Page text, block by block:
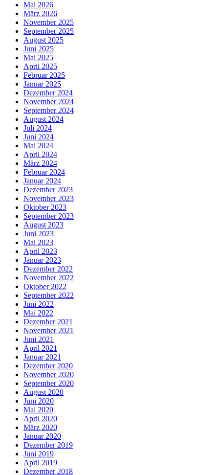
Mai 2026
März 2026
November 2025
September 2025
August 2025
Juni 2025
Mai 2025
April 2025
Februar 2025
Januar 2025
Dezember 2024
November 2024
September 2024
August 2024
Juli 2024
Juni 2024
Mai 2024
April 2024
März 2024
Februar 2024
Januar 2024
Dezember 2023
November 2023
Oktober 2023
September 2023
August 2023
Juni 2023
Mai 2023
April 2023
Januar 2023
Dezember 2022
November 2022
Oktober 2022
September 2022
Juni 2022
Mai 2022
Dezember 2021
November 2021
Juni 2021
April 2021
Januar 2021
Dezember 2020
November 2020
September 2020
August 2020
Juni 2020
Mai 2020
April 2020
März 2020
Januar 2020
Dezember 2019
Juni 2019
April 2019
Dezember 2018